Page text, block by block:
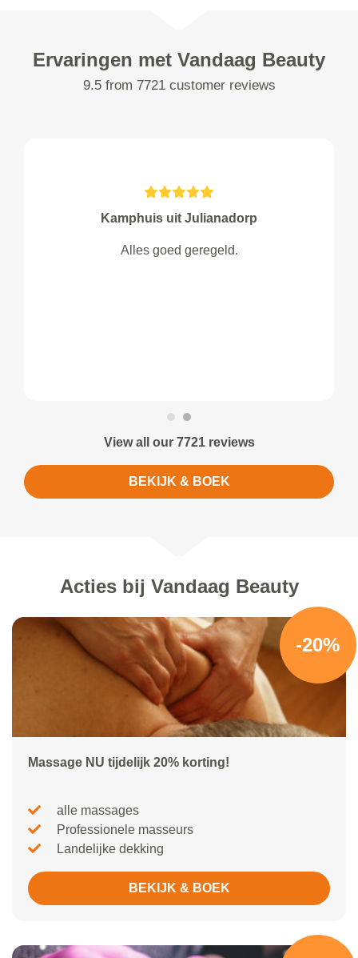
Ervaringen met Vandaag Beauty
9.5 from 7721 customer reviews
Kamphuis uit Julianadorp
Alles goed geregeld.
View all our 7721 reviews
BEKIJK & BOEK
Acties bij Vandaag Beauty
-20%
Massage NU tijdelijk 20% korting!
alle massages
Professionele masseurs
Landelijke dekking
BEKIJK & BOEK